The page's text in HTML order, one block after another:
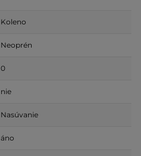
Koleno
Neoprén
0
nie
Nasúvanie
áno